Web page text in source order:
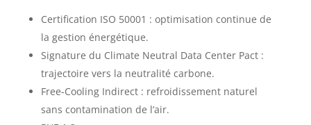
Certification ISO 50001 : optimisation continue de
la gestion énergétique.
Signature du Climate Neutral Data Center Pact :
trajectoire vers la neutralité carbone.
Free-Cooling Indirect : refroidissement naturel
sans contamination de l’air.